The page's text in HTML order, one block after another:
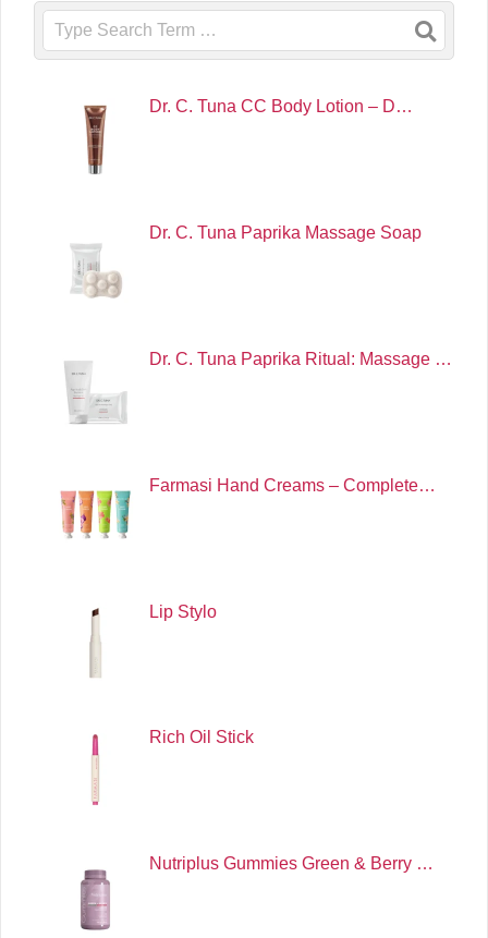
Search
Dr. C. Tuna CC Body Lotion – D…
Dr. C. Tuna Paprika Massage Soap
Dr. C. Tuna Paprika Ritual: Massage …
Farmasi Hand Creams – Complete…
Lip Stylo
Rich Oil Stick
Nutriplus Gummies Green & Berry …